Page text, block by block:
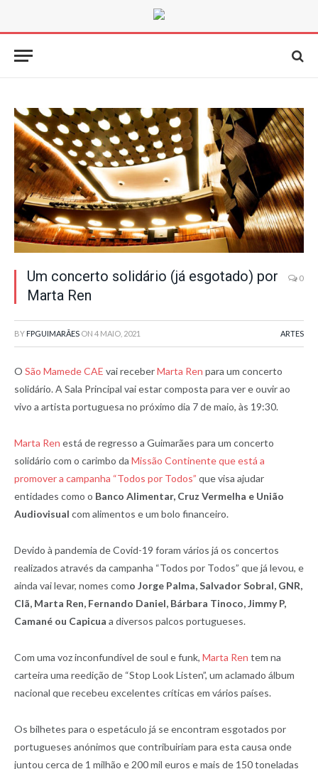
Um concerto solidário (já esgotado) por
Marta Ren
0
BY FPGUIMARÃES ON 4 MAIO, 2021 ARTES
O São Mamede CAE vai receberMarta Ren para um concerto
solidário. A Sala Principal vai estar composta para ver e ouvir ao
vivo a artista portuguesa no próximo dia 7 de maio, às 19:30.
Marta Ren está de regresso a Guimarães para um concerto
solidário com o carimbo da Missão Continente que está a
promover a campanha “Todos por Todos” que visa ajudar
entidades como o Banco Alimentar, Cruz Vermelha e União
Audiovisual com alimentos e um bolo financeiro.
Devido à pandemia de Covid-19 foram vários já os concertos
realizados através da campanha “Todos por Todos” que já levou, e
ainda vai levar, nomes como Jorge Palma, Salvador Sobral, GNR,
Clã, Marta Ren, Fernando Daniel, Bárbara Tinoco, Jimmy P,
Camané ou Capicua a diversos palcos portugueses.
Com uma voz inconfundível de soul e funk, Marta Ren tem na
carteira uma reedição de “Stop Look Listen”, um aclamado álbum
nacional que recebeu excelentes críticas em vários países.
Os bilhetes para o espetáculo já se encontram esgotados por
portugueses anónimos que contribuiriam para esta causa onde
juntou cerca de 1 milhão e 200 mil euros e mais de 150 toneladas